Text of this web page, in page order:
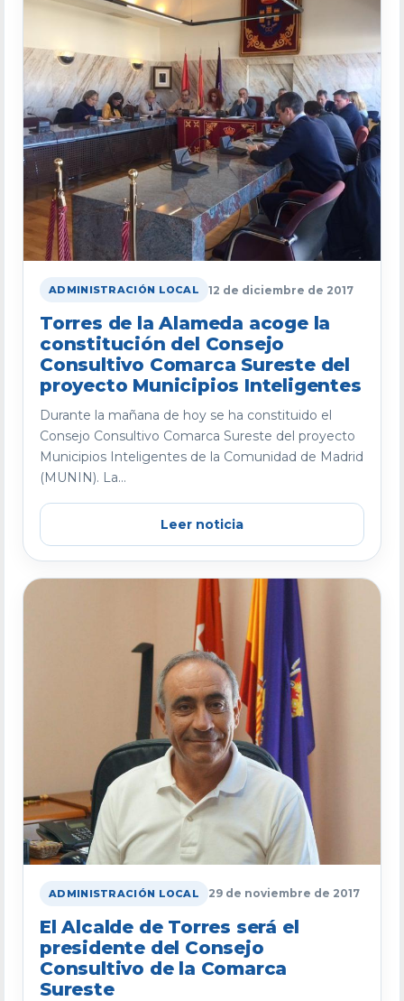
ADMINISTRACIÓN LOCAL 12 de diciembre de 2017
Torres de la Alameda acoge la
constitución del Consejo
Consultivo Comarca Sureste del
proyecto Municipios Inteligentes
Durante la mañana de hoy se ha constituido el
Consejo Consultivo Comarca Sureste del proyecto
Municipios Inteligentes de la Comunidad de Madrid
(MUNIN). La...
Leer noticia
ADMINISTRACIÓN LOCAL 29 de noviembre de 2017
El Alcalde de Torres será el
presidente del Consejo
Consultivo de la Comarca
Sureste